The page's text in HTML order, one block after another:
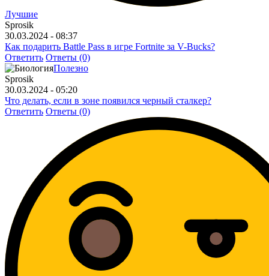
Лучшие
Sprosik
30.03.2024 - 08:37
Как подарить Battle Pass в игре Fortnite за V-Bucks?
Ответить Ответы (0)
Полезно
Sprosik
30.03.2024 - 05:20
Что делать, если в зоне появился черный сталкер?
Ответить Ответы (0)